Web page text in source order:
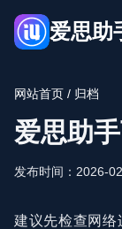
爱思助
博客
常见问题
网站首页 / 归档
爱思助
发布时间：2026-
建议先检查网络